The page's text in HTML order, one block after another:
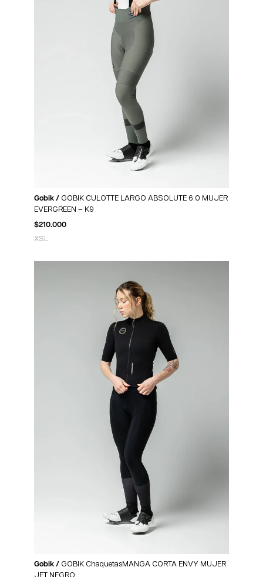
Gobik / GOBIK CULOTTE LARGO ABSOLUTE 6.0 MUJER
EVERGREEN – K9
$210.000
XS L
Gobik / GOBIK ChaquetasMANGA CORTA ENVY MUJER